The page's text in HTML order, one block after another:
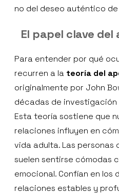
no del deseo auténtico
El papel clave
Para entender por qué
recurren a la teoría del
originalmente por John
décadas de investigación
Esta teoría sostiene que
relaciones influyen en
vida adulta. Las personas
suelen sentirse cómodas
emocional. Confían en los
relaciones estables y